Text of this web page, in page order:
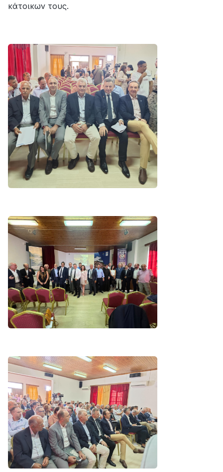
κάτοικων τους.